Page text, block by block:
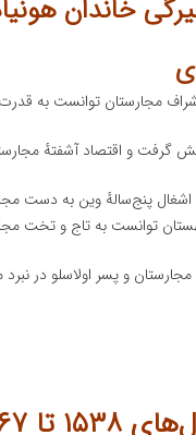
خاندان
مجارستان توانست به
گرفت و اقتصاد آشفتهٔ
اشغال پنج‌سالهٔ وین به دست
توانست به تاج و تخت
مجارستان و پسر اولاسلو
میلادی